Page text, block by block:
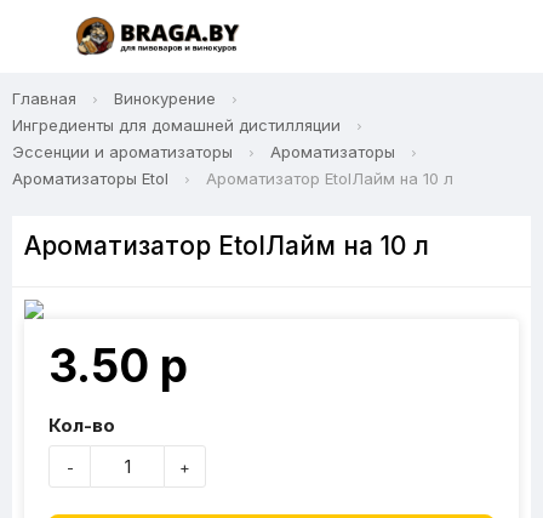
Главная
Винокурение
Ингредиенты для домашней дистилляции
Эссенции и ароматизаторы
Ароматизаторы
Ароматизаторы Etol
Ароматизатор EtolЛайм на 10 л
Ароматизатор EtolЛайм на 10 л
3.50 р
Кол-во
- +